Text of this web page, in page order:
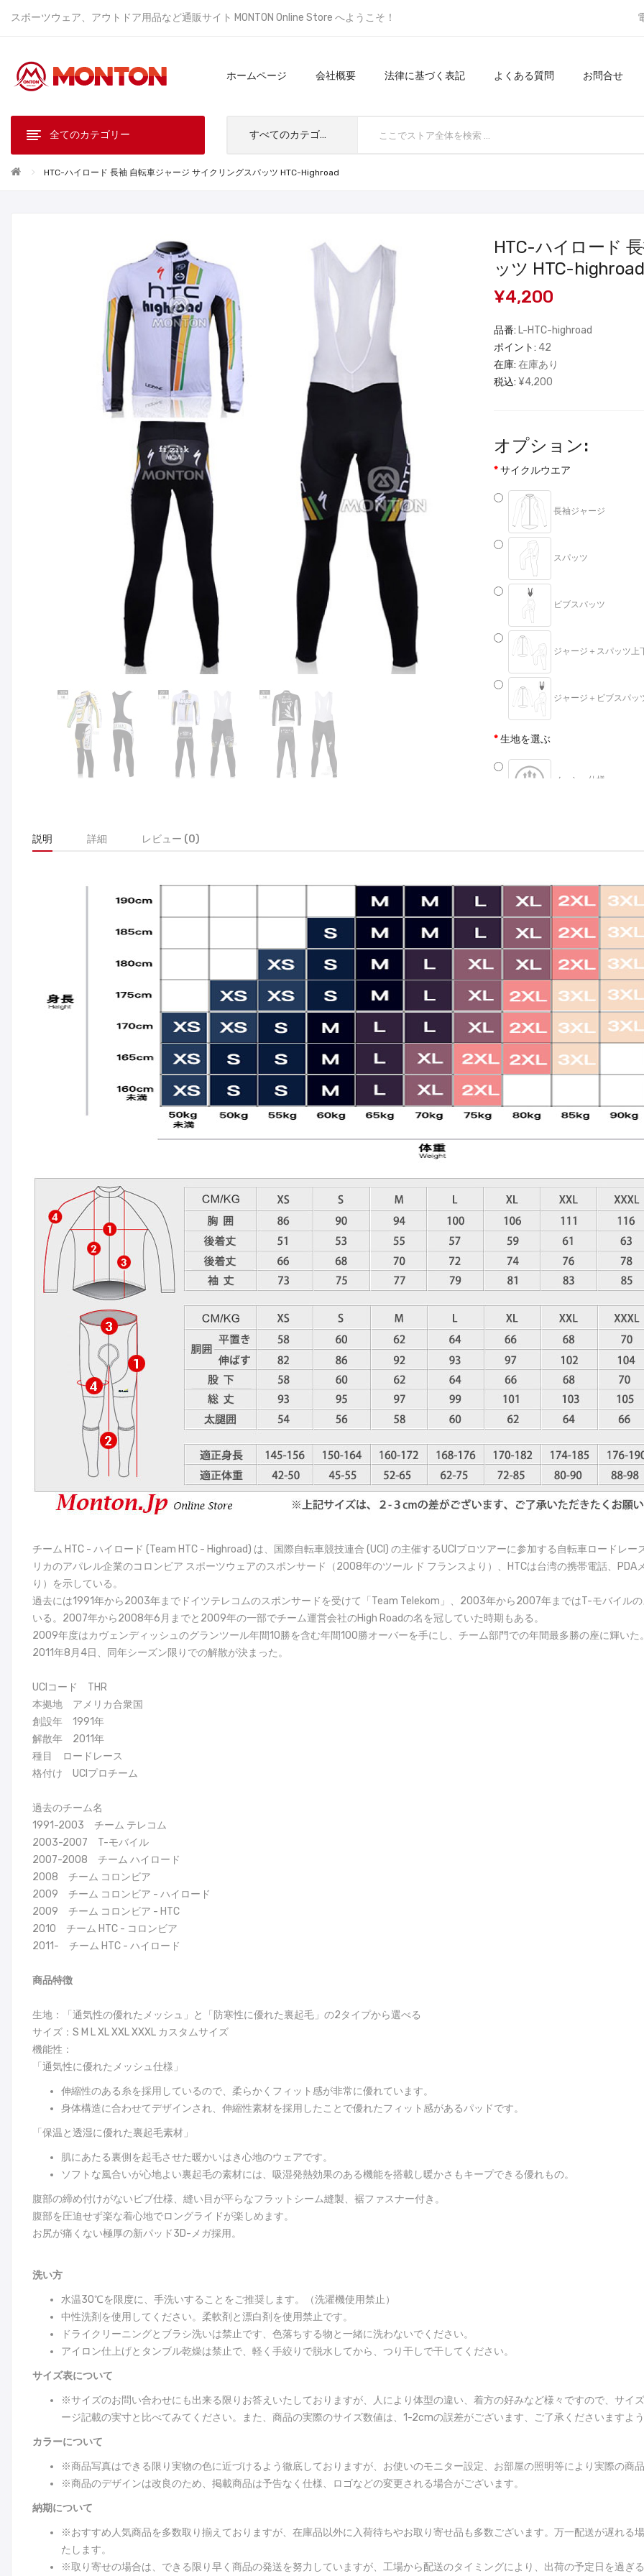
スポーツウェア、アウトドア用品など通販サイト MONTON Online Store へようこそ！
ホームページ 会社概要 法律に基づく表記 よくある質問 お問合せ
全てのカテゴリー すべてのカテゴリ
HTC-ハイロード 長袖 自転車ジャージ サイクリングスパッツ HTC-Highroad
HTC-ハイロード
ッツ HTC-highroad
¥4,200
品番: L-HTC-highroad
ポイント: 42
在庫: 在庫あり
税込: ¥4,200
オプション:
サイクルウエア
長袖ジャージ
スパッツ
ビブスパッツ
ジャージ＋スパッツ
ジャージ＋ビブスパ
生地を選ぶ
メッシュ仕様
1番
2番
3番
サイズ
S
M
L
XL
XXL
カスタムサイズ
ウイッシュリストに入れる
タグ:HTC-highroad 2011
説明 詳細 レビュー (0)
チーム HTC - ハイロード (Team HTC - Highroad) は、国際自転車競技連合 (UCI) の主催するUCIプロツアーに参加する自転車ロードレ
リカのアパレル企業のコロンビア スポーツウェアのスポンサード（2008年のツール ド フランスより）、HTCは台湾の携帯電話、
り）を示している。
過去には1991年から2003年までドイツテレコムのスポンサードを受けて「Team Telekom」、2003年から2007年まではT-モバイル
いる。2007年から2008年6月までと2009年の一部でチーム運営会社のHigh Roadの名を冠していた時期もある。
2009年度はカヴェンディッシュのグランツール年間10勝を含む年間100勝オーバーを手にし、チーム部門での年間最多勝の座に輝いた
2011年8月4日、同年シーズン限りでの解散が決まった。
UCIコード THR
本拠地 アメリカ合衆国
創設年 1991年
解散年 2011年
種目 ロードレース
格付け UCIプロチーム
過去のチーム名
1991-2003 チーム テレコム
2003-2007 T-モバイル
2007-2008 チーム ハイロード
2008 チーム コロンビア
2009 チーム コロンビア - ハイロード
2009 チーム コロンビア - HTC
2010 チーム HTC - コロンビア
2011- チーム HTC - ハイロード
商品特徴
生地：「通気性の優れたメッシュ」と「防寒性に優れた裏起毛」の2タイプから選べる
サイズ：S M L XL XXL XXXL カスタムサイズ
機能性：
「通気性に優れたメッシュ仕様」
伸縮性のある糸を採用しているので、柔らかくフィット感が非常に優れています。
身体構造に合わせてデザインされ、伸縮性素材を採用したことで優れたフィット感があるパッドです。
「保温と透湿に優れた裏起毛素材」
肌にあたる裏側を起毛させた暖かいはき心地のウェアです。
ソフトな風合いが心地よい裏起毛の素材には、吸湿発熱効果のある機能を搭載し暖かさもキープできる優れもの。
腹部の締め付けがないビブ仕様、縫い目が平らなフラットシーム縫製、裾ファスナー付き。
腹部を圧迫せず楽な着心地でロングライドが楽しめます。
お尻が痛くない極厚の新パッド3D-メガ採用。
洗い方
水温30℃を限度に、手洗いすることをご推奨します。（洗濯機使用禁止）
中性洗剤を使用してください。柔軟剤と漂白剤を使用禁止です。
ドライクリーニングとブラシ洗いは禁止です、色落ちする物と一緒に洗わないでください。
アイロン仕上げとタンブル乾燥は禁止で、軽く手絞りで脱水してから、つり干しで干してください。
サイズ表について
※サイズのお問い合わせにも出来る限りお答えいたしておりますが、人により体型の違い、着方の好みなど様々ですので、サイ
ージ記載の実寸と比べてみてください。また、商品の実際のサイズ数値は、1-2cmの誤差がございます、ご了承くださいますよ
カラーについて
※商品写真はできる限り実物の色に近づけるよう徹底しておりますが、お使いのモニター設定、お部屋の照明等により実際の商
※商品のデザインは改良のため、掲載商品は予告なく仕様、ロゴなどの変更される場合がございます。
納期について
※おすすめ人気商品を多数取り揃えておりますが、在庫品以外に入荷待ちやお取り寄せ品も多数ございます。万一配送が遅れる
たします。
※取り寄せの場合は、できる限り早く商品の発送を努力していますが、工場から配送のタイミングにより、出荷の予定日を過ぎ